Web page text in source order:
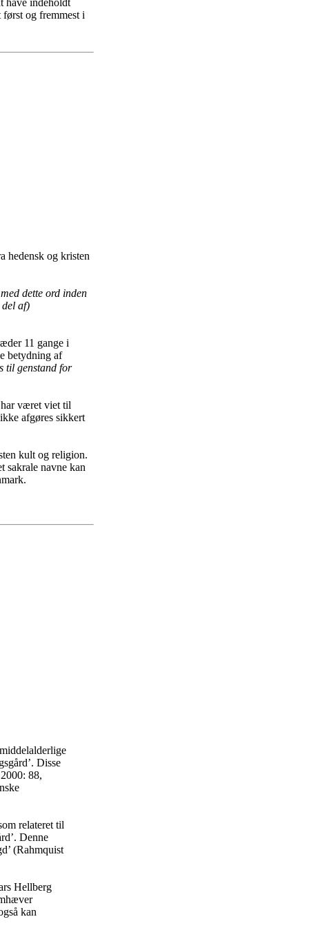
have indeholdt
og fremmest i
hedensk og kristen
dette ord inden
del af)
11 gange i
betydning af
til genstand for
har været viet til
afgøres sikkert
kult og religion.
sakrale navne kan
Disse
88,
relateret til
Denne
(Rahmquist
Hellberg
kan